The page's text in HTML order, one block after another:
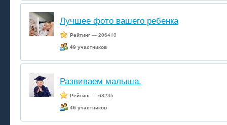
Лучшее фото вашего ребенка
Рейтинг — 206410
49 участников
Развиваем малыша.
Рейтинг — 68235
46 участников